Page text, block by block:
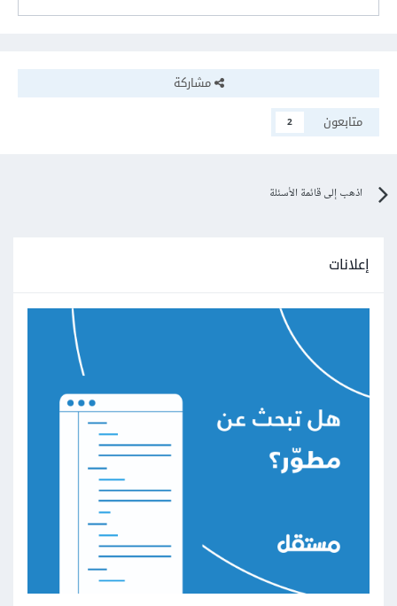
مشاركة
متابعون
2
اذهب إلى قائمة الأسئلة
إعلانات